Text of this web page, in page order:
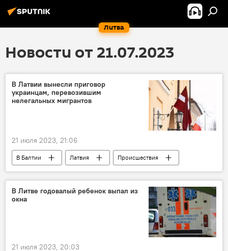
Литва
Новости от 21.07.2023
В Латвии вынесли приговор
украинцам, перевозившим
нелегальных мигрантов
21 июля 2023, 21:06
В Балтии Латвия
Происшествия
Украина
мигранты
нелегалы
беженцы
В Литве годовалый ребенок выпал из
окна
21 июля 2023, 20:03